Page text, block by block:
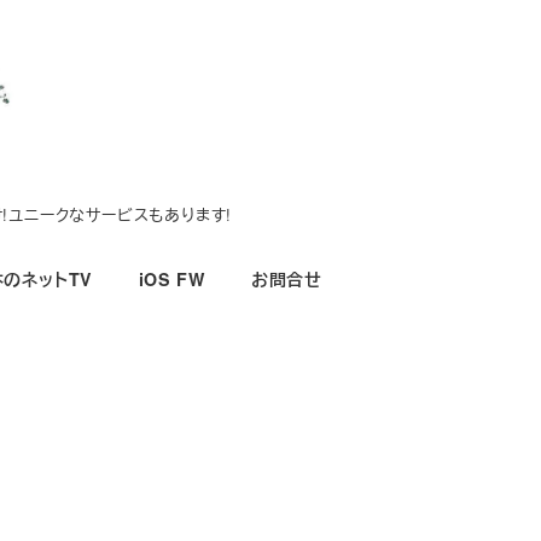
ニークなサービスもあります!
ネットTV iOS FW お問合せ